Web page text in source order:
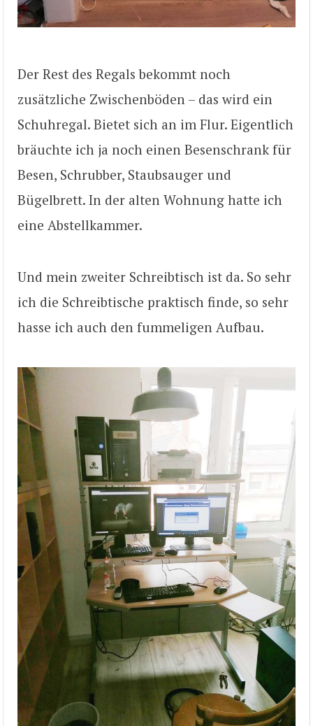
Der Rest des Regals bekommt noch
zusätzliche Zwischenböden – das wird ein
Schuhregal. Bietet sich an im Flur. Eigentlich
bräuchte ich ja noch einen Besenschrank für
Besen, Schrubber, Staubsauger und
Bügelbrett. In der alten Wohnung hatte ich
eine Abstellkammer.
Und mein zweiter Schreibtisch ist da. So sehr
ich die Schreibtische praktisch finde, so sehr
hasse ich auch den fummeligen Aufbau.